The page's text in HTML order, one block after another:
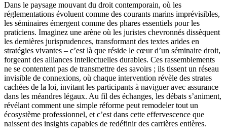
Dans le paysage mouvant du droit contemporain, où les
réglementations évoluent comme des courants marins imprévisibles,
les séminaires émergent comme des phares essentiels pour les
praticiens. Imaginez une arène où les juristes chevronnés dissèquent
les dernières jurisprudences, transformant des textes arides en
stratégies vivantes – c’est là que réside le cœur d’un séminaire droit,
forgeant des alliances intellectuelles durables. Ces rassemblements
ne se contentent pas de transmettre des savoirs ; ils tissent un réseau
invisible de connexions, où chaque intervention révèle des strates
cachées de la loi, invitant les participants à naviguer avec assurance
dans les méandres légaux. Au fil des échanges, les débats s’animent,
révélant comment une simple réforme peut remodeler tout un
écosystème professionnel, et c’est dans cette effervescence que
naissent des insights capables de redéfinir des carrières entières.